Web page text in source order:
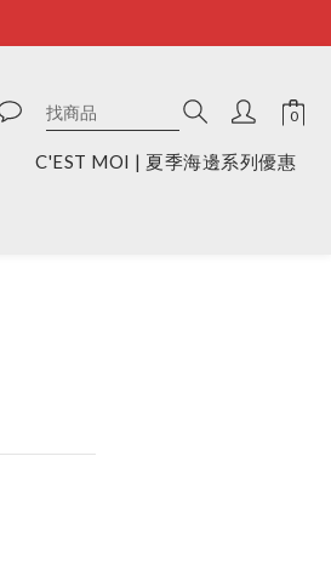
C'EST MOI | 夏季海邊系列優惠